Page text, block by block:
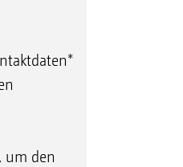
um den